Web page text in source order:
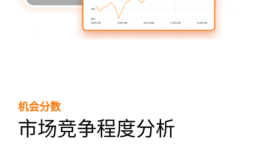
机会分数
市场竞争程度分析